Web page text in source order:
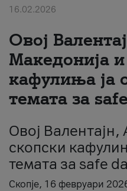
#ПодобарОнлајн
16.02.2026
Овој
Македонија
кафулиња ја
темата за
Овој Валентајн,
скопски
темата за safe
Скопје, 16 февруари